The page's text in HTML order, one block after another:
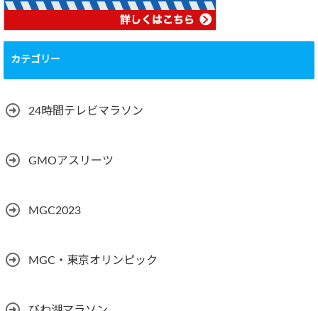
カテゴリー
24時間テレビマラソン
GMOアスリーツ
MGC2023
MGC・東京オリンピック